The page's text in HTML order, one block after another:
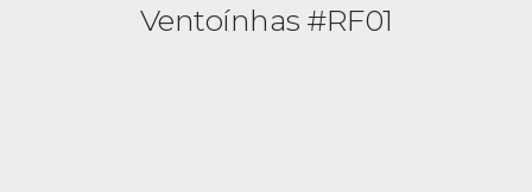
DESCARGAR PDFVentoínhas #RF01